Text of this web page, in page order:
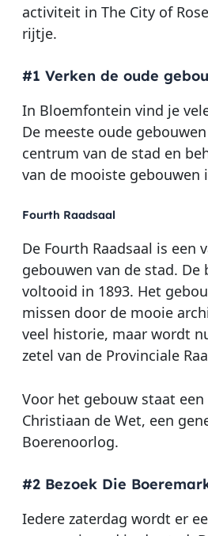
activiteit in The City of
rijtje.
#1 Verken de oude
In Bloemfontein vind je
De meeste oude
centrum van de stad en
van de mooiste gebouwen
Fourth Raadsaal
De Fourth Raadsaal is een
gebouwen van de stad. De
voltooid in 1893. Het
missen door de mooie
veel historie, maar wordt
zetel van de Provinciale
Voor het gebouw staat
Christiaan de Wet, een
Boerenoorlog.
#2 Bezoek Die
Iedere zaterdag wordt er